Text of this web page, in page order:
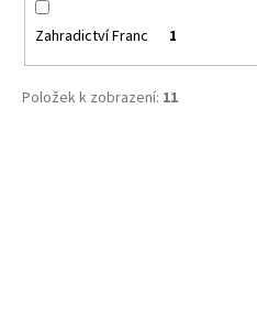
Zahradictví Franc 1
Položek k zobrazení: 11